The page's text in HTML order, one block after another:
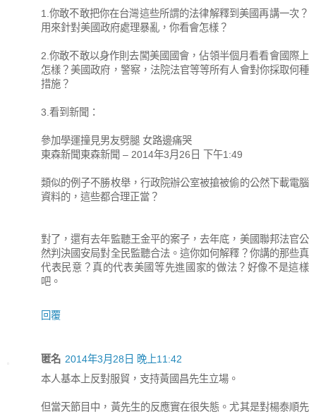
1.你敢不敢把你在台灣這些所謂的法律解釋到美國再講一次？
用來針對美國政府處理暴亂，你看會怎樣？
2.你敢不敢以身作則去闖美國國會，佔領半個月看看會國際上
怎樣？美國政府，警察，法院法官等等所有人會對你採取何種
措施？
3.看到新聞：
參加學運撞見男友劈腿 女路邊痛哭
東森新聞東森新聞 – 2014年3月26日 下午1:49
類似的例子不勝枚舉，行政院辦公室被搶被偷的公然下載電腦
資料的，這些都合理正當？
對了，還有去年監聽王金平的案子，去年底，美國聯邦法官公
然判決國安局對全民監聽合法。這你如何解釋？你講的那些真
代表民意？真的代表美國等先進國家的做法？好像不是這樣
吧。
回覆
匿名 2014年3月28日 晚上11:42
本人基本上反對服貿，支持黃國昌先生立場。
但當天節目中，黃先生的反應實在很失態。尤其是對楊泰順先